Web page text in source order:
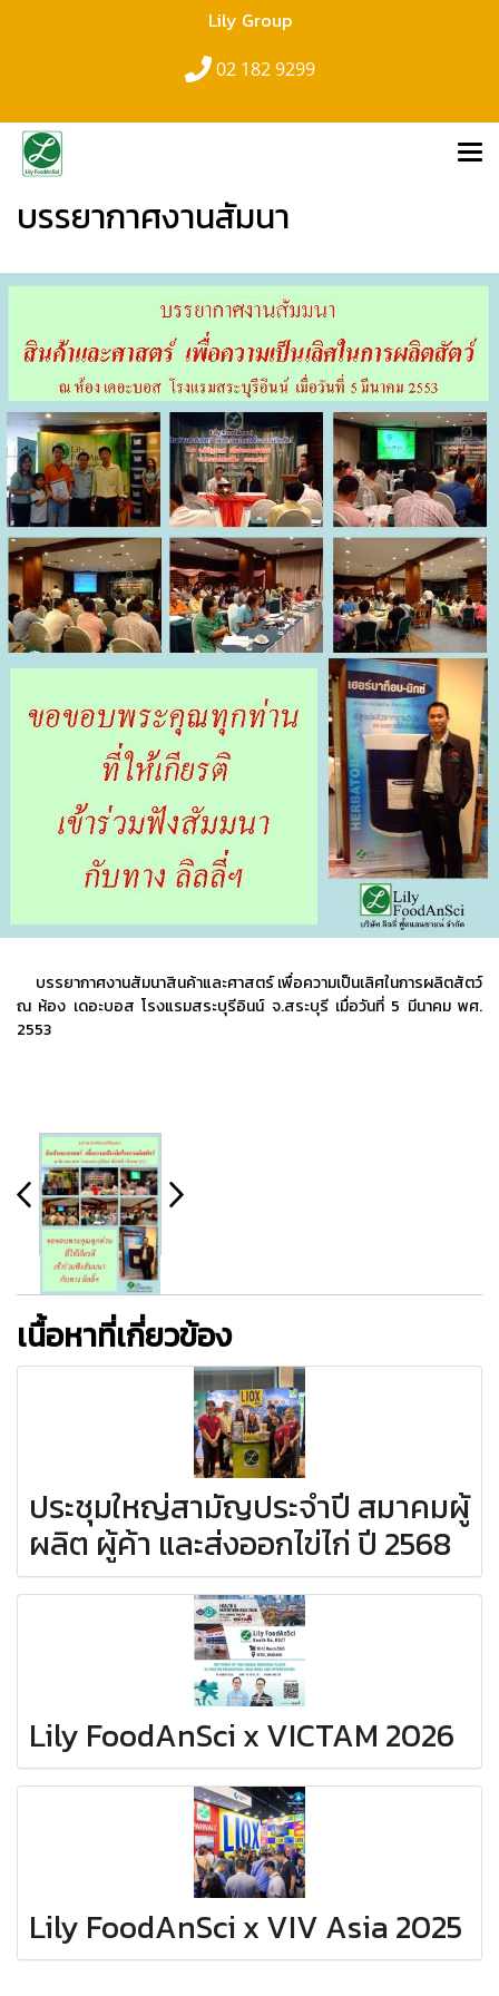
Lily Group
02 182 9299
บรรยากาศงานสัมนา
บรรยากาศงานสัมนาสินค้าและศาสตร์ เพื่อความเป็นเลิศในการผลิตสัตว์
ณ ห้อง เดอะบอส โรงแรมสระบุรีอินน์ จ.สระบุรี เมื่อวันที่ 5 มีนาคม พศ.
2553
เนื้อหาที่เกี่ยวข้อง
ประชุมใหญ่สามัญประจำปี สมาคมผู้
ผลิต ผู้ค้า และส่งออกไข่ไก่ ปี 2568
Lily FoodAnSci x VICTAM 2026
Lily FoodAnSci x VIV Asia 2025